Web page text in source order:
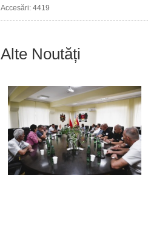
Accesări: 4419
Alte Noutăți